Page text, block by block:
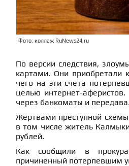
Фото: коллаж RuNews24.ru
По версии следствия,
картами. Они приобретали
чего на эти счета
целью интернет-
через банкоматы и
Жертвами преступной
в том числе житель
рублей.
Как сообщили в
причиненный потерпевшим